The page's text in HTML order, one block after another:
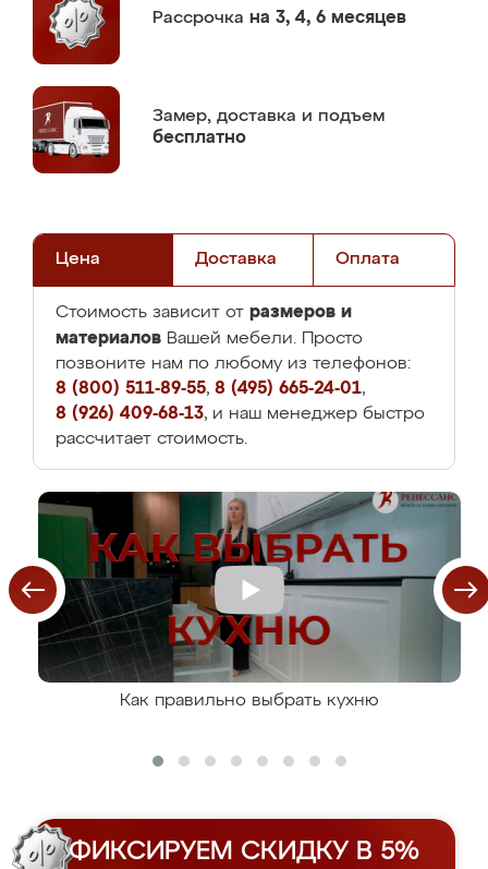
Рассрочка на 3, 4, 6 месяцев
Замер, доставка и подъем
бесплатно
Цена Доставка Оплата
Стоимость зависит от размеров и
материалов Вашей мебели. Просто
позвоните нам по любому из телефонов:
8 (800) 511-89-55, 8 (495) 665-24-01,
8 (926) 409-68-13, и наш менеджер быстро
рассчитает стоимость.
Как правильно выбрать кухню
ФИКСИРУЕМ СКИДКУ В 5%